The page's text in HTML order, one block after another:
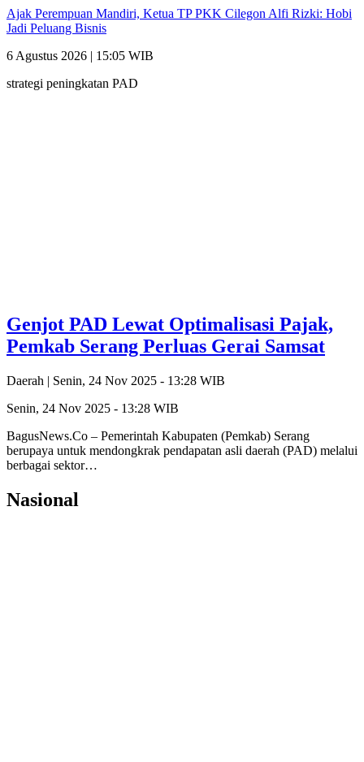
Ajak Perempuan Mandiri, Ketua TP PKK Cilegon Alfi Rizki: Hobi
Jadi Peluang Bisnis
6 Agustus 2026 | 15:05 WIB
strategi peningkatan PAD
Genjot PAD Lewat Optimalisasi Pajak,
Pemkab Serang Perluas Gerai Samsat
Daerah | Senin, 24 Nov 2025 - 13:28 WIB
Senin, 24 Nov 2025 - 13:28 WIB
BagusNews.Co – Pemerintah Kabupaten (Pemkab) Serang
berupaya untuk mendongkrak pendapatan asli daerah (PAD) melalui
berbagai sektor…
Nasional